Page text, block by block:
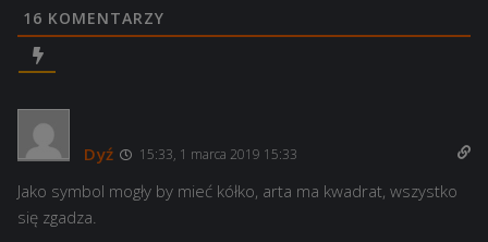
16 KOMENTARZY
Dyź 15:33, 1 marca 2019 15:33
Jako symbol mogły by mieć kółko, arta ma kwadrat, wszystko
się zgadza.